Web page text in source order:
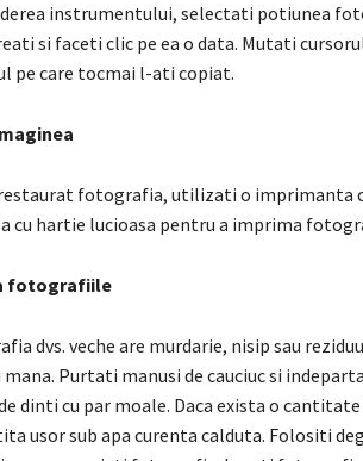
instrumentului, selectati potiunea
si faceti clic pe ea o data. Mutati
pe care tocmai l-ati copiat.
fotografia, utilizati o imprimanta
cu hartie lucioasa pentru a imprima
fotografiile
dvs. veche are murdarie, nisip sau
mana. Purtati manusi de cauciuc si
dinti cu par moale. Daca exista o
usor sub apa curenta calduta. Folositi